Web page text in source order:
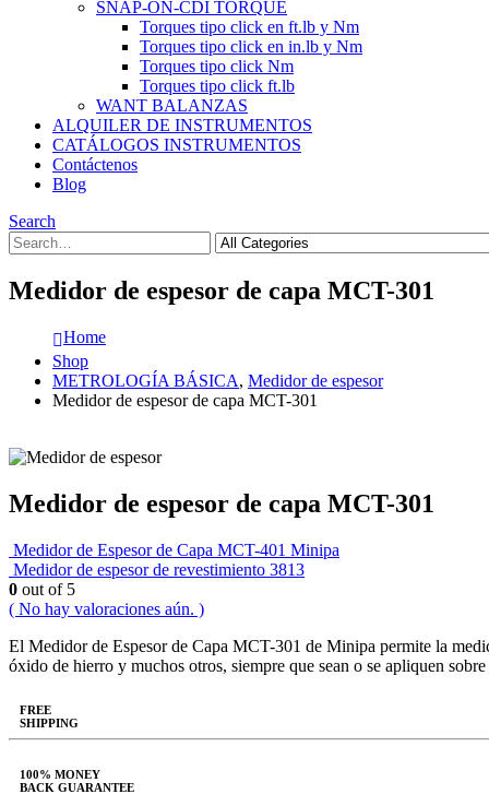
SNAP-ON-CDI TORQUE
Torques tipo click en ft.lb y Nm
Torques tipo click en in.lb y Nm
Torques tipo click Nm
Torques tipo click ft.lb
WANT BALANZAS
ALQUILER DE INSTRUMENTOS
CATÁLOGOS INSTRUMENTOS
Contáctenos
Blog
Search
Medidor de espesor de capa MCT-301
Home
Shop
METROLOGÍA BÁSICA, Medidor de espesor
Medidor de espesor de capa MCT-301
Medidor de espesor de capa MCT-301
Medidor de Espesor de Capa MCT-401 Minipa
Medidor de espesor de revestimiento 3813
0 out of 5
( No hay valoraciones aún. )
El Medidor de Espesor de Capa MCT-301 de Minipa permite la
óxido de hierro y muchos otros, siempre que sean o se apliquen sobre
FREE
SHIPPING
100% MONEY
BACK GUARANTEE